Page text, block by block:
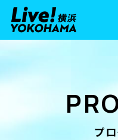
プ